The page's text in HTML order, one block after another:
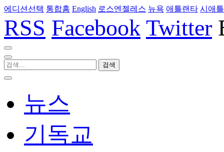
에디션선택 통합홈 English 로스엔젤레스 뉴욕 애틀랜타 시애틀
RSS Facebook Twitter
뉴스
기독교